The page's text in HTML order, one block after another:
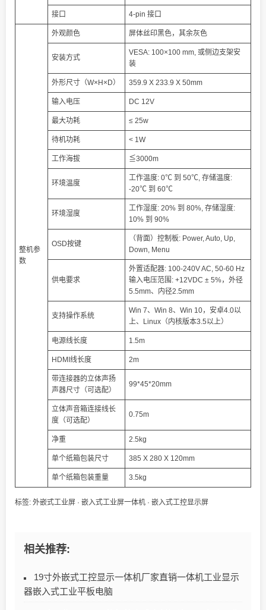
接口 4-pin 接口
整机参
数
外观颜色 屏体丝印黑色，其余灰色
安装方式
VESA: 100×100 mm, 或侧边支架安
装
外形尺寸（W×H×D） 359.9 X 233.9 X 50mm
输入电压 DC 12V
最大功耗 ≤ 25w
待机功耗 < 1W
工作海拔 ≦3000m
环境温度
工作温度: 0℃ 到 50℃, 存储温度:
-20℃ 到 60℃
环境湿度
工作湿度: 20% 到 80%, 存储湿度:
10% 到 90%
OSD按键
（背面）控制板: Power, Auto, Up,
Down, Menu
供电要求
外置适配器: 100-240V AC, 50-60 Hz
输入电压范围: +12VDC ± 5%，外径
5.5mm、内径2.5mm
支持操作系统
Win 7、Win 8、Win 10，安卓4.0以
上、Linux（内核版本3.5以上）
电源线长度 1.5m
HDMI线长度 2m
带连接器的立体声扬
声器尺寸（可选配）
99*45*20mm
立体声音箱连接线长
度（可选配）
0.75m
净重 2.5kg
单个纸箱包装尺寸 385 X 280 X 120mm
单个纸箱包装重量 3.5kg
标签: 外嵌式工业屏 · 嵌入式工业屏一体机 · 嵌入式工控显示屏
相关推荐:
19寸外嵌式工控显示一体机厂家直销一体机工业显示
器嵌入式工业平板电脑